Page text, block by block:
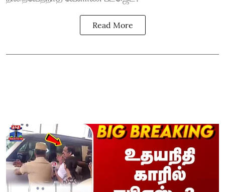
Read More